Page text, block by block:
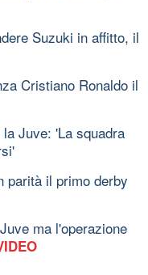
Suzuki in affitto, il
Cristiano Ronaldo il
Juve: 'La squadra
parità il primo derby
ma l'operazione